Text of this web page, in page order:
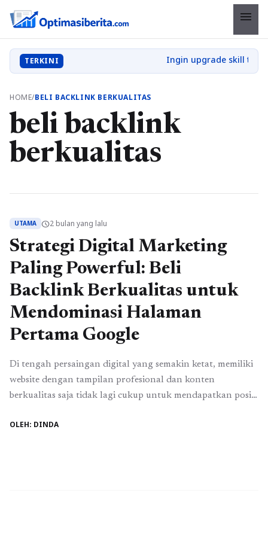
menu
TERKINI
HOME/BELI BACKLINK BERKUALITAS
beli backlink
berkualitas
UTAMA schedule2 bulan yang lalu
Strategi Digital Marketing
Paling Powerful: Beli
Backlink Berkualitas untuk
Mendominasi Halaman
Pertama Google
Di tengah persaingan digital yang semakin ketat, memiliki
website dengan tampilan profesional dan konten
berkualitas saja tidak lagi cukup untuk mendapatkan posisi
baru bermunculan dengan target keyword yang sama,
OLEH: DINDA